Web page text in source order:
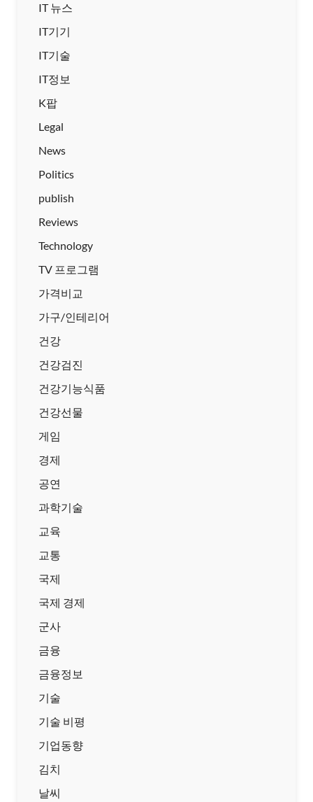
IT 뉴스
IT기기
IT기술
IT정보
K팝
Legal
News
Politics
publish
Reviews
Technology
TV 프로그램
가격비교
가구/인테리어
건강
건강검진
건강기능식품
건강선물
게임
경제
공연
과학기술
교육
교통
국제
국제 경제
군사
금융
금융정보
기술
기술 비평
기업동향
김치
날씨